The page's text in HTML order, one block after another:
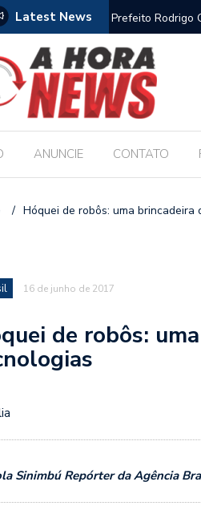
Latest News
de 30 horas
Escola Massa
pública de
ANUNCIE CONTATO
/ Hóquei de robôs: uma
16 de junho de 2017
de robôs:
Sinimbú Repórter da Agência